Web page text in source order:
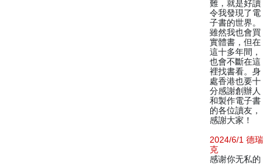
難，就是好讀
令我發現了電
子書的世界。
雖然我也會買
實體書，但在
這十多年間，
也會不斷在這
裡找書看。身
處香港也要十
分感謝創辦人
和製作電子書
的各位讀友，
感謝大家！
2024/6/1 德瑞
克
感谢你无私的